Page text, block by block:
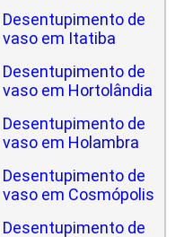
Desentupimento de
vaso em Itatiba
Desentupimento de
vaso em Hortolândia
Desentupimento de
vaso em Holambra
Desentupimento de
vaso em Cosmópolis
Desentupimento de